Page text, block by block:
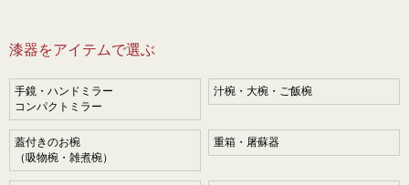
漆器をアイテムで選ぶ
手鏡・ハンドミラー
コンパクトミラー
汁椀・大椀・ご飯椀
蓋付きのお椀
（吸物椀・雑煮椀）
重箱・屠蘇器